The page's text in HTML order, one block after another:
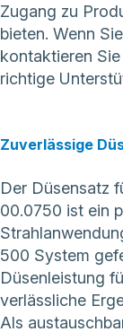
Zugang zu
bieten. Wenn
kontaktieren
richtige
Zuverlässige
Der Düsensatz
00.0750 ist ein
500 System
Düsenleistung
verlässliche
Als